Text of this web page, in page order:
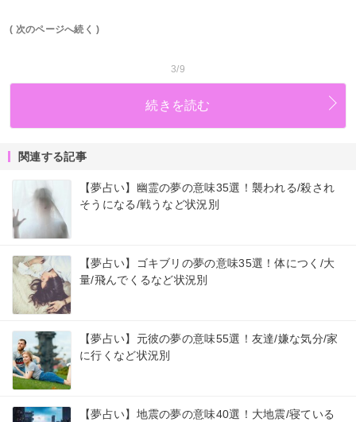
( 次のページへ続く )
3/9
続きを読む
関連する記事
【夢占い】幽霊の夢の意味35選！襲われる/殺され
そうになる/戦うなど状況別
【夢占い】ゴキブリの夢の意味35選！体につく/大
量/飛んでくるなど状況別
【夢占い】元彼の夢の意味55選！友達/嫌な気分/家
に行くなど状況別
【夢占い】地震の夢の意味40選！大地震/寝ている